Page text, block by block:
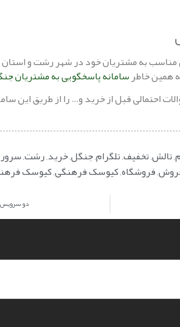
مناسب به مشتریان خود در شهر رشت و
همین خاطرسامانه پاسخگویی به مشتریان
احتمالی قبل از خرید و… را از طریق این
,تالش,تخفیف,تلگرام,جنگل,خرید,رشت,
,فروشگاه,کیوسک فرهنگی,کیوسک
دو سرویس